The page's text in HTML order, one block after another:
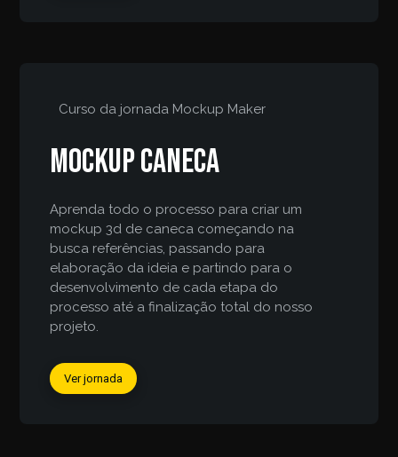
Curso da jornada Mockup Maker
Mockup caneca
Aprenda todo o processo para criar um
mockup 3d de caneca começando na
busca referências, passando para
elaboração da ideia e partindo para o
desenvolvimento de cada etapa do
processo até a finalização total do nosso
projeto.
Ver jornada